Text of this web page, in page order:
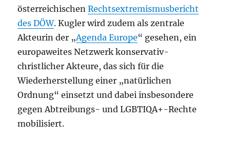
österreichischenRechtsextremismusbericht
des DÖW. Kugler wird zudem als zentrale
Akteurin der „Agenda Europe“ gesehen, ein
europaweites Netzwerk konservativ-
christlicher Akteure, das sich für die
Wiederherstellung einer „natürlichen
Ordnung“ einsetzt und dabei insbesondere
gegen Abtreibungs- und LGBTIQA+-Rechte
mobilisiert.